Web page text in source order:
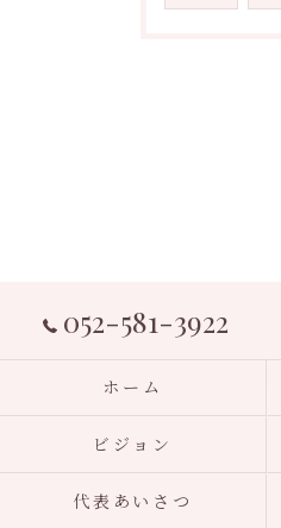
052-581-3922
ホーム
ビジョン
代表あいさつ